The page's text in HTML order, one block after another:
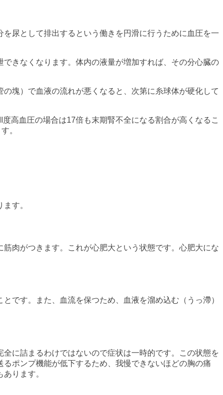
尿として排出するという働きを円滑に行うために血圧を一
きなくなります。体内の液量が増加すれば、その分心臓の
塊）で血液の流れが悪くなると、次第に糸球体が硬化して
高血圧の場合は17倍も末期腎不全になる割合が高くなるこ
。
す。
肉がつきます。これが心肥大という状態です。心肥大にな
です。また、血流を保つため、血液を溜め込む（うっ滯）
に詰まるわけではないので症状は一時的です。この状態を
ポンプ機能が低下するため、我慢できないほどの胸の痛
ります。